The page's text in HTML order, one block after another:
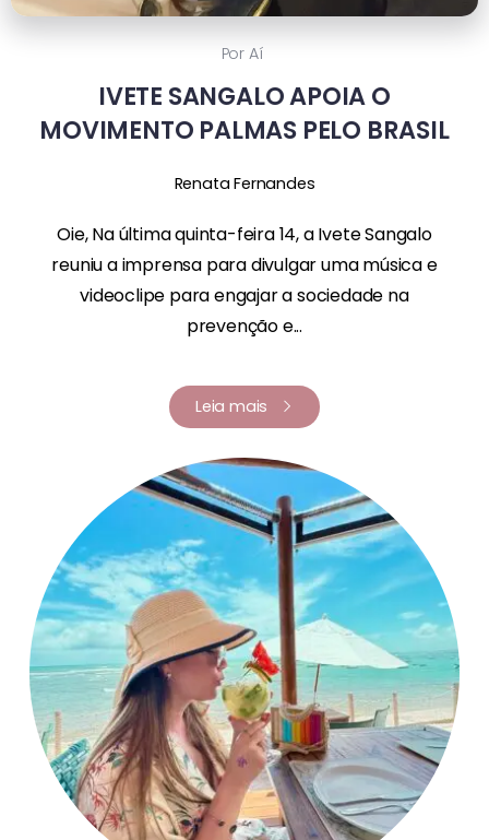
Por Aí
IVETE SANGALO APOIA O
MOVIMENTO PALMAS PELO BRASIL
Renata Fernandes
Oie, Na última quinta-feira 14, a Ivete Sangalo
reuniu a imprensa para divulgar uma música e
videoclipe para engajar a sociedade na
prevenção e...
Leia mais
Renata Fernandes